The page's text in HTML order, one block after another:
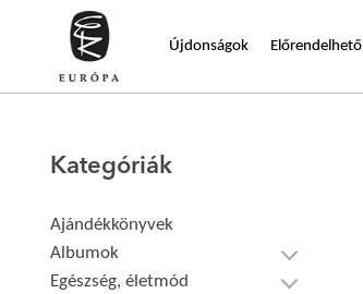
Újdonságok Előrendelhető
Kategóriák
Ajándékkönyvek
Albumok
Egészség, életmód